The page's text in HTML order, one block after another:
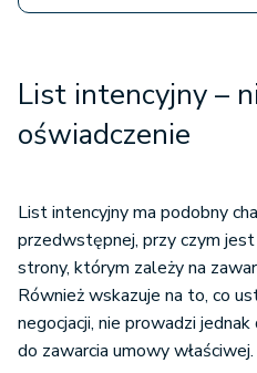
List intencyjny –
oświadczenie
List intencyjny ma podobny
przedwstępnej, przy czym
strony, którym zależy na
Również wskazuje na to, co
negocjacji, nie prowadzi
do zawarcia umowy właściwej.